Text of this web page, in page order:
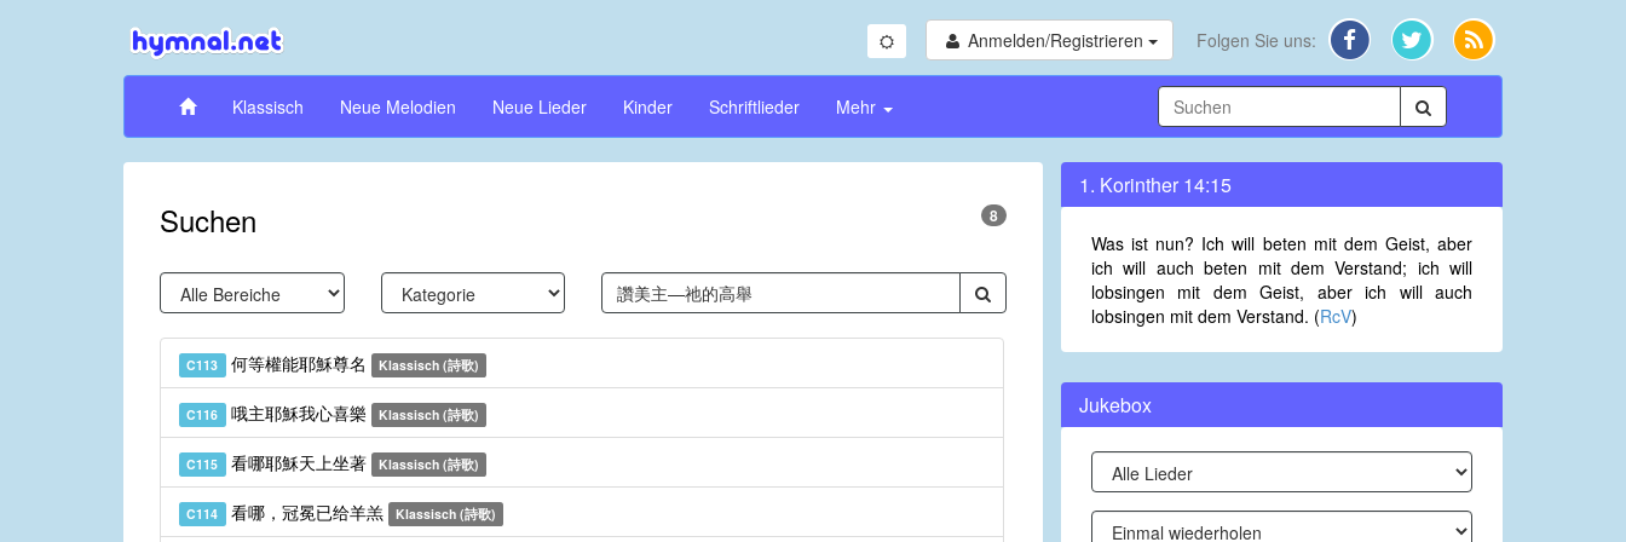
Anmelden/Registrieren Folgen Sie uns:
Klassisch Neue Melodien Neue Lieder Kinder Schriftlieder Mehr
Suchen 8
C113 何等權能耶穌尊名 Klassisch (詩歌)
C116 哦主耶穌我心喜樂 Klassisch (詩歌)
C115 看哪耶穌天上坐著 Klassisch (詩歌)
C114 看哪，冠冕已给羊羔 Klassisch (詩歌)
1. Korinther 14:15
Was ist nun? Ich will beten mit dem Geist, aber
ich will auch beten mit dem Verstand; ich will
lobsingen mit dem Geist, aber ich will auch
lobsingen mit dem Verstand. (RcV)
Jukebox